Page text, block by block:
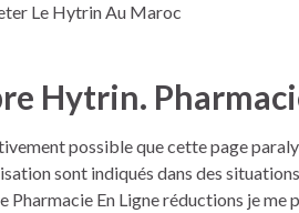
Le Hytrin Au Maroc
Hytrin.
possible que cette page
sont indiqués dans des
Pharmacie En Ligne réductions je